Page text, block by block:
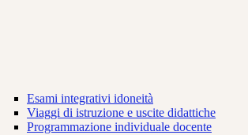
Esami integrativi idoneità
Viaggi di istruzione e uscite didattiche
Programmazione individuale docente